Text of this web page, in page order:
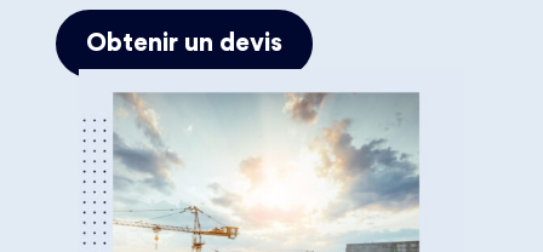
Obtenir un devis